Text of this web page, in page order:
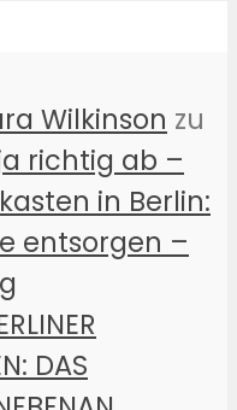
Wilkinson zu
richtig ab –
in Berlin:
entsorgen –
DAS